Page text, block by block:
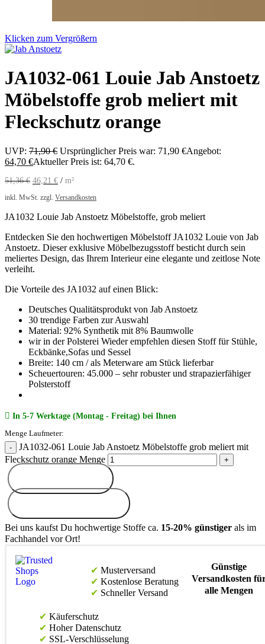
Klicken zum Vergrößern
JA1032-061 Louie Jab Anstoetz
Möbelstoffe grob meliert mit
Fleckschutz orange
UVP: 71,90€ Ursprünglicher Preis war: 71,90 €Angebot:
64,70 €Aktueller Preis ist: 64,70 €.
51,36€ 46,21 € / m²
inkl. MwSt. zzgl. Versandkosten
JA1032 Louie Jab Anstoetz Möbelstoffe, grob meliert
Entdecken Sie den hochwertigen Möbelstoff JA1032 Louie von Jab
Anstoetz. Dieser exklusive Möbelbezugsstoff besticht durch sein
meliertes Design, das Ihrem Interieur eine elegante und zeitlose Note
verleiht.
Die Vorteile des JA1032 auf einen Blick:
Deutsches Qualitätsprodukt von Jab Anstoetz
30 trendige Farben zur Auswahl
Material: 92% Synthetik mit 8% Baumwolle
wir in der Polsterei Wieder empfehlen diesen Stoff für Stühle,
Eckbänke,Sofas und Sessel
Breite: 140 cm / als Meterware am Stück lieferbar
Scheuertouren: 45.000 – sehr robuster und strapazierfähiger
Polsterstoff
In 5-7 Werktage (Montag - Freitag) bei Ihnen
JA1032-061 Louie Jab Anstoetz Möbelstoffe grob meliert mit
Fleckschutz orange Menge
Bei uns kaufst Du hochwertige Stoffe ca. 15-20% günstiger als im
Fachhandel vor Ort!
Musterversand
Kostenlose Beratung
Schneller Versand
Käuferschutz
Hoher Datenschutz
SSL-Verschlüsselung
Günstige
Versandkosten
alle Mengen